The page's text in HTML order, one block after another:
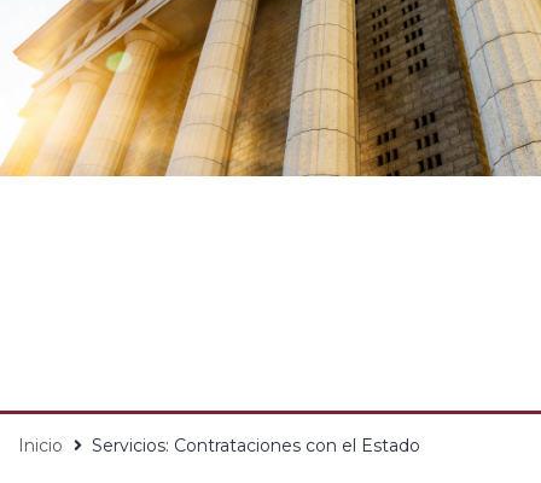
Inicio Servicios: Contrataciones con el Estado